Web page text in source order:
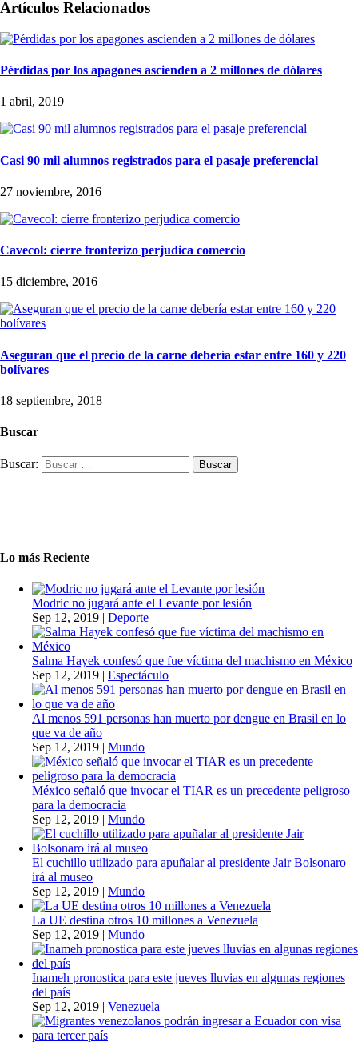
Artículos Relacionados
Pérdidas por los apagones ascienden a 2 millones de dólares
1 abril, 2019
Casi 90 mil alumnos registrados para el pasaje preferencial
27 noviembre, 2016
Cavecol: cierre fronterizo perjudica comercio
15 diciembre, 2016
Aseguran que el precio de la carne debería estar entre 160 y 220
bolívares
18 septiembre, 2018
Buscar
Buscar:
Lo más Reciente
Modric no jugará ante el Levante por lesión
Sep 12, 2019 | Deporte
Salma Hayek confesó que fue víctima del machismo en México
Sep 12, 2019 | Espectáculo
Al menos 591 personas han muerto por dengue en Brasil en lo
que va de año
Sep 12, 2019 | Mundo
México señaló que invocar el TIAR es un precedente peligroso
para la democracia
Sep 12, 2019 | Mundo
El cuchillo utilizado para apuñalar al presidente Jair Bolsonaro
irá al museo
Sep 12, 2019 | Mundo
La UE destina otros 10 millones a Venezuela
Sep 12, 2019 | Mundo
Inameh pronostica para este jueves lluvias en algunas regiones
del país
Sep 12, 2019 | Venezuela